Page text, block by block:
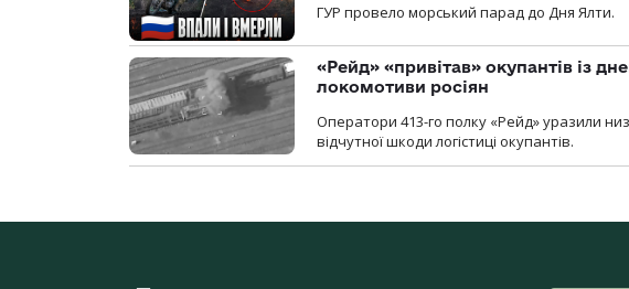
ГУР провело морський парад до Дня Ялти.
«Рейд» «привітав» окупантів із
локомотиви росіян
Оператори 413-го полку «Рейд» уразили
відчутної шкоди логістиці окупантів.